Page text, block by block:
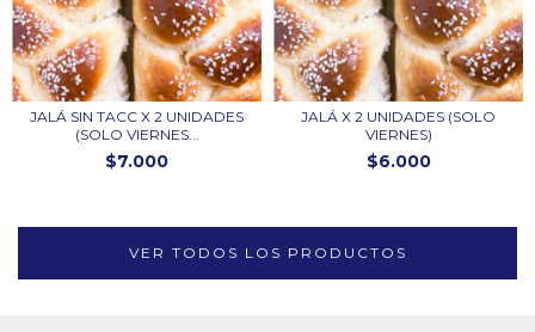
JALÁ SIN TACC X 2 UNIDADES
(SOLO VIERNES...
$7.000
JALÁ X 2 UNIDADES (SOLO
VIERNES)
$6.000
VER TODOS LOS PRODUCTOS